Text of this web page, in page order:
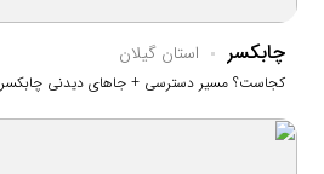
چابکسر استان گيلان
کجاست؟ مسیر دسترسی + جاهای دیدنی چابکسر